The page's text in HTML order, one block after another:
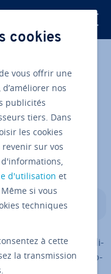
serveur
avez un contrôle
joueurs et les mo­di­
adéquat à dis­po­
cookies
vous offrir une
nos
publicités
tiers. Dans
les cookies
sur vos
d'utilisation et
Même si vous
techniques
à cette
la transmission